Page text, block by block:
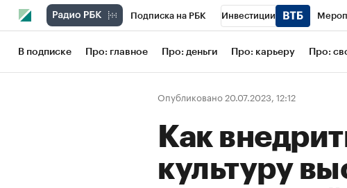
Подписка на РБК Инвестиции
Школа управления РБК РБК Образование
Рынок наличной валюты
В подписке Про: главное Про: деньги Про: карьеру Про:
Опубликовано 20.07.2023, 12:12
Как
культуру